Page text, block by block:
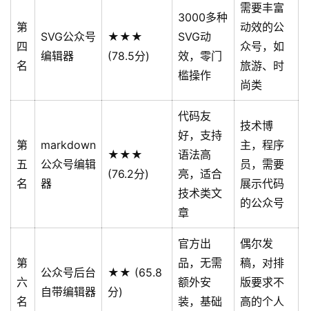
第
四
名
SVG公众号
编辑器
★★★
(78.5分)
3000多种
SVG动
效，零门
槛操作
需要丰富
动效的公
众号，如
旅游、时
尚类
第
五
名
markdown
公众号编辑
器
★★★
(76.2分)
代码友
好，支持
语法高
亮，适合
技术类文
章
技术博
主，程序
员，需要
展示代码
的公众号
第
六
名
公众号后台
自带编辑器
★★ (65.8
分)
官方出
品，无需
额外安
装，基础
偶尔发
稿，对排
版要求不
高的个人